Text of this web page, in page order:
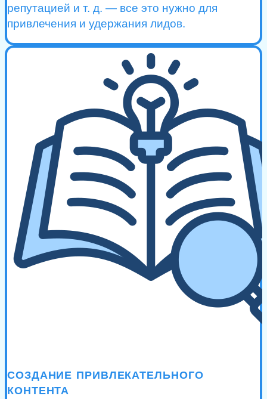
репутацией и т. д. — все это нужно для
привлечения и удержания лидов.
СОЗДАНИЕ ПРИВЛЕКАТЕЛЬНОГО
КОНТЕНТА